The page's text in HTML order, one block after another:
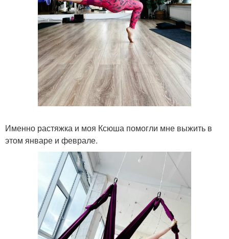
Именно растяжка и моя Ксюша помогли мне выжить в
этом январе и феврале.